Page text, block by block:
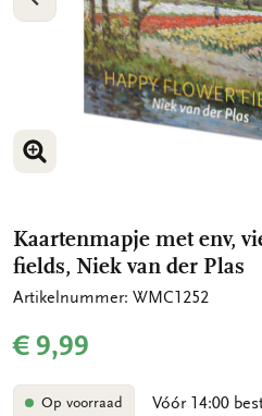
VORIGE
VERGROOT AFBEELDING
VERGROOT AFBEELDING
Kaartenmapje met env,
fields, Niek van der Plas
Artikelnummer: WMC1252
€ 9,99
Op voorraad Vóór 14:00